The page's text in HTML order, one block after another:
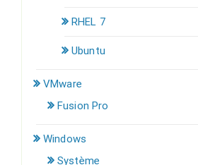
RHEL 7
Ubuntu
VMware
Fusion Pro
Windows
Système